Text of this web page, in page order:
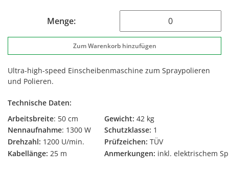
Menge:
Ultra-high-speed Einscheibenmaschine zum Spraypolieren
und Polieren.
Technische Daten:
Arbeitsbreite: 50 cm Gewicht: 42 kg
Nennaufnahme: 1300 W Schutzklasse: 1
Drehzahl: 1200 U/min. Prüfzeichen: TÜV
Kabellänge: 25 m Anmerkungen: inkl. elektrischem